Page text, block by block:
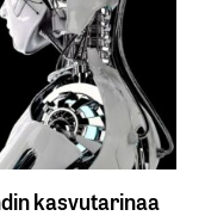
kasvutarinaa